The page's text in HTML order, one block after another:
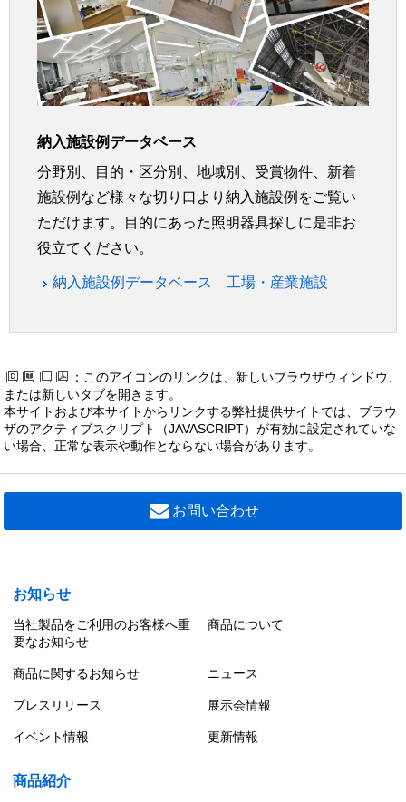
納入施設例データベース
分野別、目的・区分別、地域別、受賞物件、新着
施設例など様々な切り口より納入施設例をご覧い
ただけます。目的にあった照明器具探しに是非お
役立てください。
納入施設例データベース 工場・産業施設
：このアイコンのリンクは、新しいブラウザウィンドウ、
または新しいタブを開きます。
本サイトおよび本サイトからリンクする弊社提供サイトでは、ブラウ
ザのアクティブスクリプト（JAVASCRIPT）が有効に設定されていな
い場合、正常な表示や動作とならない場合があります。
お問い合わせ
お知らせ
当社製品をご利用のお客様へ重
要なお知らせ
商品について
商品に関するお知らせ ニュース
プレスリリース 展示会情報
イベント情報 更新情報
商品紹介